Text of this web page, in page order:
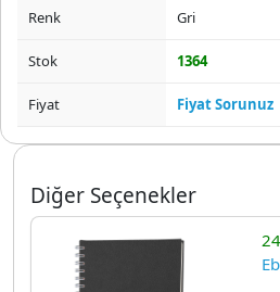
Renk Gri
Stok 1364
Fiyat Fiyat Sorunuz
Diğer Seçenekler